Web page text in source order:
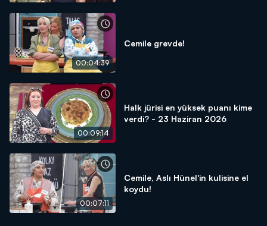
00:04:39
Cemile grevde!
00:09:14
Halk jürisi en yüksek puanı kime
verdi? - 23 Haziran 2026
00:07:11
Cemile, Aslı Hünel'in kulisine el
koydu!